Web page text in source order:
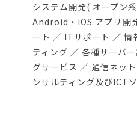
システム開発( オープン
Android・iOS アプリ開
ート ／ ITサポート ／ 情
ティング ／ 各種サーバ
グサービス ／ 通信ネッ
ンサルティング及びICT